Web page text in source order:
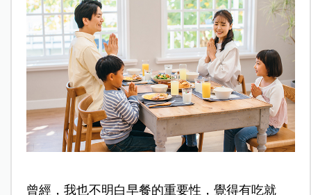
曾經，我也不明白早餐的重要性，覺得有吃就